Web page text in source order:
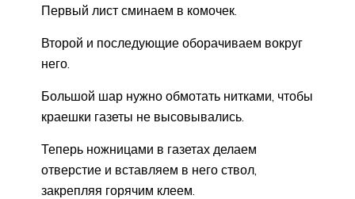
Первый лист сминаем в комочек.
Второй и последующие оборачиваем вокруг
него.
Большой шар нужно обмотать нитками, чтобы
краешки газеты не высовывались.
Теперь ножницами в газетах делаем
отверстие и вставляем в него ствол,
закрепляя горячим клеем.